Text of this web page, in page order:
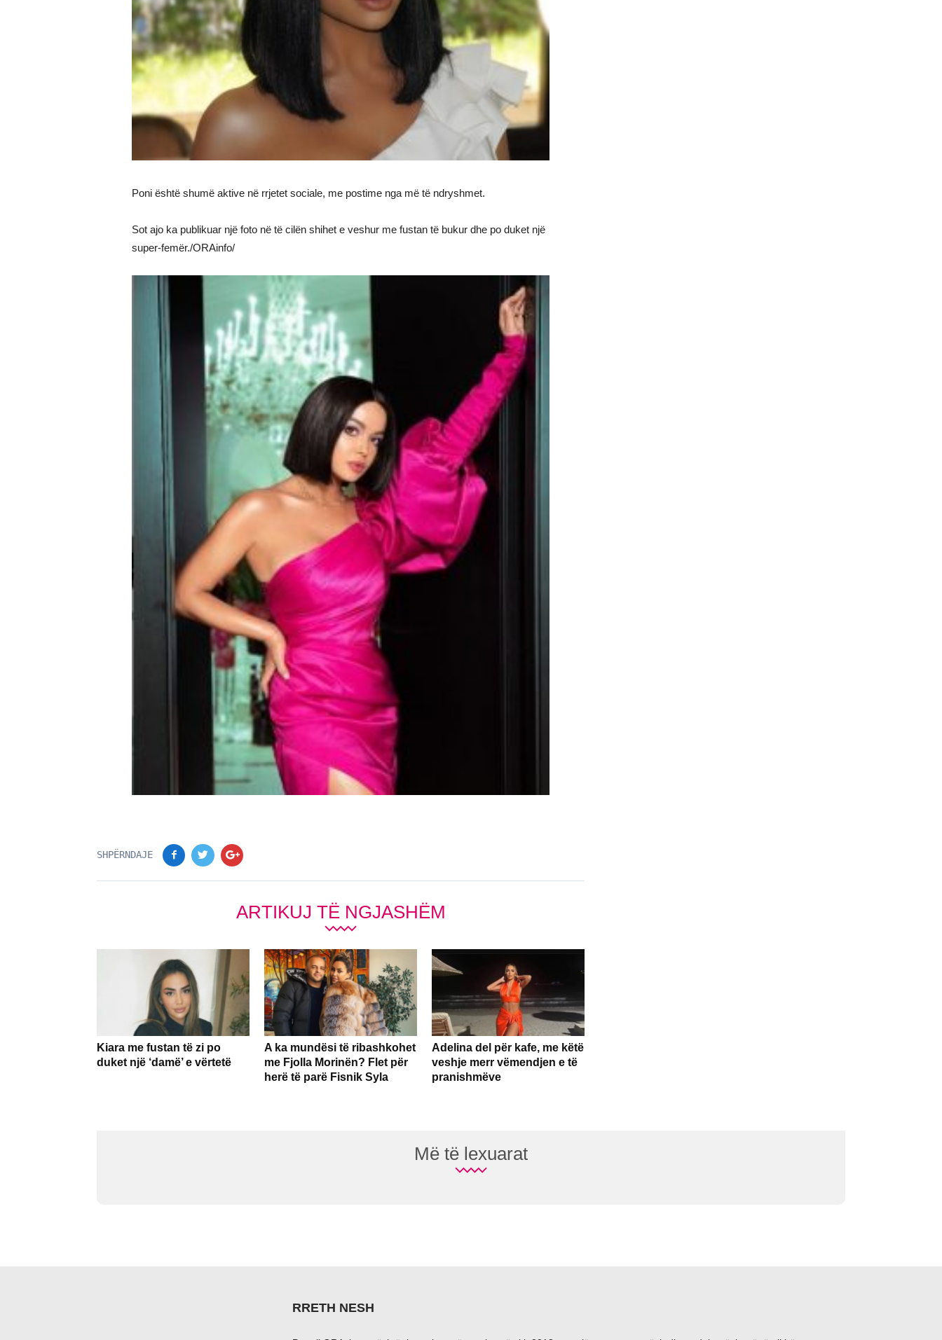
Poni është shumë aktive në rrjetet sociale, me postime nga më të ndryshmet.
Sot ajo ka publikuar një foto në të cilën shihet e veshur me fustan të bukur dhe po duket një
super-femër./ORAinfo/
SHPËRNDAJE
ARTIKUJ TË NGJASHËM
Kiara me fustan të zi po
duket një ‘damë’ e vërtetë
A ka mundësi të ribashkohet
me Fjolla Morinën? Flet për
herë të parë Fisnik Syla
Adelina del për kafe, me këtë
veshje merr vëmendjen e të
pranishmëve
Më të lexuarat
RRETH NESH